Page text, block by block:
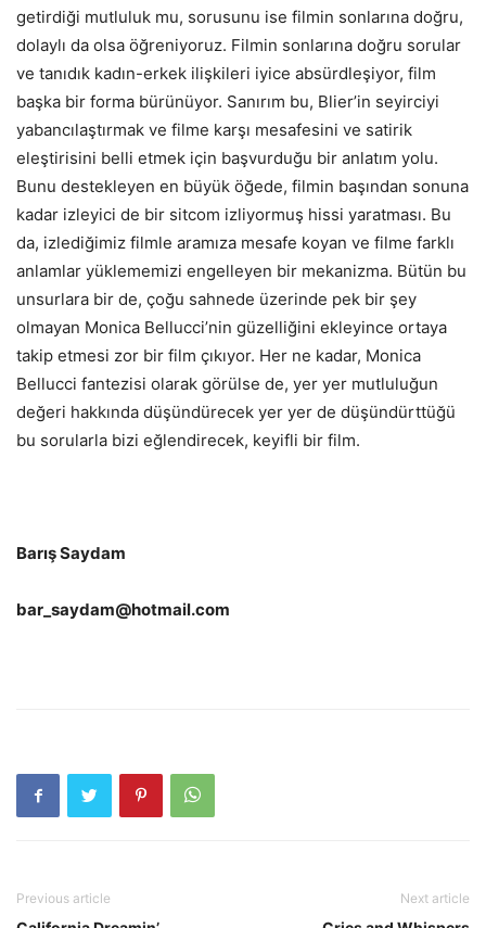
getirdiği mutluluk mu, sorusunu ise filmin sonlarına doğru,
dolaylı da olsa öğreniyoruz. Filmin sonlarına doğru sorular
ve tanıdık kadın-erkek ilişkileri iyice absürdleşiyor, film
başka bir forma bürünüyor. Sanırım bu, Blier’in seyirciyi
yabancılaştırmak ve filme karşı mesafesini ve satirik
eleştirisini belli etmek için başvurduğu bir anlatım yolu.
Bunu destekleyen en büyük öğede, filmin başından sonuna
kadar izleyici de bir sitcom izliyormuş hissi yaratması. Bu
da, izlediğimiz filmle aramıza mesafe koyan ve filme farklı
anlamlar yüklememizi engelleyen bir mekanizma. Bütün bu
unsurlara bir de, çoğu sahnede üzerinde pek bir şey
olmayan Monica Bellucci’nin güzelliğini ekleyince ortaya
takip etmesi zor bir film çıkıyor. Her ne kadar, Monica
Bellucci fantezisi olarak görülse de, yer yer mutluluğun
değeri hakkında düşündürecek yer yer de düşündürttüğü
bu sorularla bizi eğlendirecek, keyifli bir film.
Barış Saydam
bar_saydam@hotmail.com
Previous article Next article